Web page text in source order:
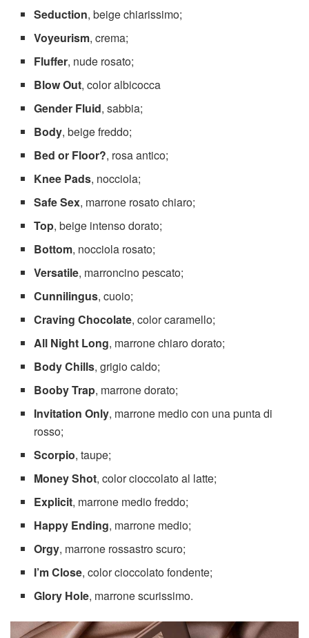
Seduction, beige chiarissimo;
Voyeurism, crema;
Fluffer, nude rosato;
Blow Out, color albicocca
Gender Fluid, sabbia;
Body, beige freddo;
Bed or Floor?, rosa antico;
Knee Pads, nocciola;
Safe Sex, marrone rosato chiaro;
Top, beige intenso dorato;
Bottom, nocciola rosato;
Versatile, marroncino pescato;
Cunnilingus, cuoio;
Craving Chocolate, color caramello;
All Night Long, marrone chiaro dorato;
Body Chills, grigio caldo;
Booby Trap, marrone dorato;
Invitation Only, marrone medio con una punta di
rosso;
Scorpio, taupe;
Money Shot, color cioccolato al latte;
Explicit, marrone medio freddo;
Happy Ending, marrone medio;
Orgy, marrone rossastro scuro;
I’m Close, color cioccolato fondente;
Glory Hole, marrone scurissimo.